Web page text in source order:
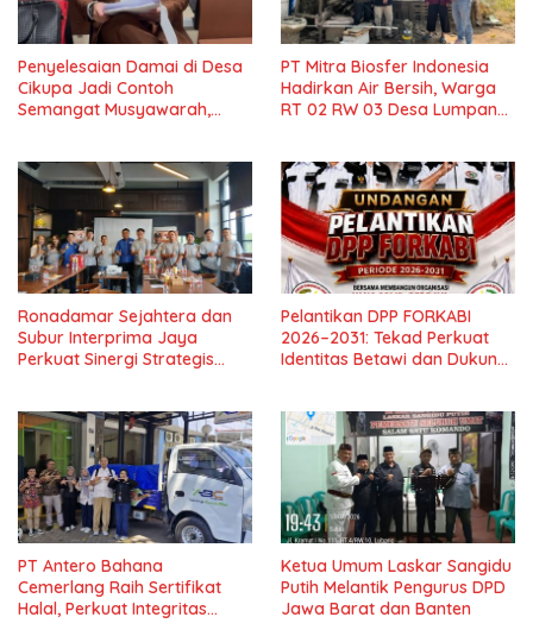
Penyelesaian Damai di Desa
Cikupa Jadi Contoh
Semangat Musyawarah,
PT Mitra Biosfer Indonesia
Hadirkan Air Bersih, Warga
RT 02 RW 03 Desa Lumpang
Ronadamar Sejahtera dan
Subur Interprima Jaya
Perkuat Sinergi Strategis
Pelantikan DPP FORKABI
2026–2031: Tekad Perkuat
Identitas Betawi dan Dukung
PT Antero Bahana
Cemerlang Raih Sertifikat
Halal, Perkuat Integritas
Ketua Umum Laskar Sangidu
Putih Melantik Pengurus DPD
Jawa Barat dan Banten